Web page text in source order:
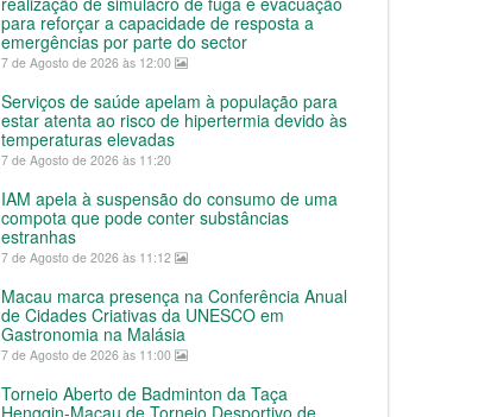
para reforçar a capacidade de resposta a
emergências por parte do sector
7 de Agosto de 2026 às 12:00
Serviços de saúde apelam à população para
estar atenta ao risco de hipertermia devido às
temperaturas elevadas
7 de Agosto de 2026 às 11:20
IAM apela à suspensão do consumo de uma
compota que pode conter substâncias
estranhas
7 de Agosto de 2026 às 11:12
Macau marca presença na Conferência Anual
de Cidades Criativas da UNESCO em
Gastronomia na Malásia
7 de Agosto de 2026 às 11:00
Torneio Aberto de Badminton da Taça
Hengqin-Macau de Torneio Desportivo de